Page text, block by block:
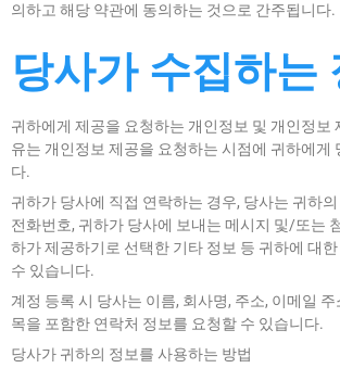
의하고 해당 약관에 동의하는 것으로 간주됩니다.
당사가 수집하는
귀하에게 제공을 요청하는 개인정보 및 개인정보
유는 개인정보 제공을 요청하는 시점에 귀하에게
다.
귀하가 당사에 직접 연락하는 경우, 당사는 귀하
전화번호, 귀하가 당사에 보내는 메시지 및/또는
하가 제공하기로 선택한 기타 정보 등 귀하에 대
수 있습니다.
계정 등록 시 당사는 이름, 회사명, 주소, 이메일
목을 포함한 연락처 정보를 요청할 수 있습니다.
당사가 귀하의 정보를 사용하는 방법